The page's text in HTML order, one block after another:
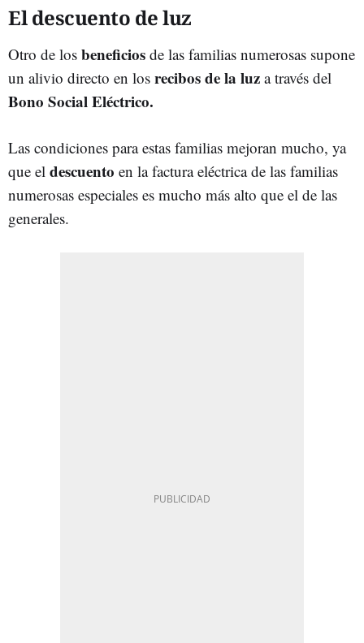
El descuento de luz
Otro de los beneficios de las familias numerosas supone
un alivio directo en los recibos de la luz a través del
Bono Social Eléctrico.
Las condiciones para estas familias mejoran mucho, ya
que el descuento en la factura eléctrica de las familias
numerosas especiales es mucho más alto que el de las
generales.